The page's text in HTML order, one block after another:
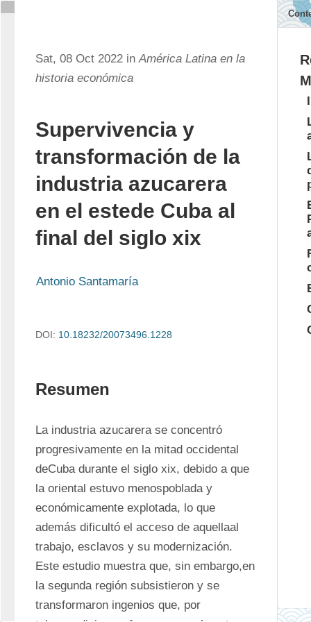
Sat, 08 Oct 2022 inAmérica Latina en la
historia económica
Supervivencia y
transformación de la
industria azucarera
en el estede Cuba al
final del siglo xix
Antonio Santamaría
DOI: 10.18232/20073496.1228
Resumen
La industria azucarera se concentró
progresivamente en la mitad occidental
deCuba durante el siglo xix, debido a que
la oriental estuvo menospoblada y
económicamente explotada, lo que
además dificultó el acceso de aquellaal
trabajo, esclavos y su modernización.
Este estudio muestra que, sin embargo,en
la segunda región subsistieron y se
transformaron ingenios que, por